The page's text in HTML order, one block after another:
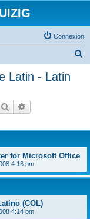
Connexion
Latin - Latin
Rechercher
for Microsoft Office
4:16 pm
(COL)
4:14 pm